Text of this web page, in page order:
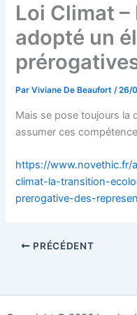
Loi Climat
adopté un
ParViviane De Beaufort/26/
Mais se pose toujours la
assumer ces
https://www.novethic.fr/
climat-la-transition-
prerogative-des-
PRÉCÉDENT